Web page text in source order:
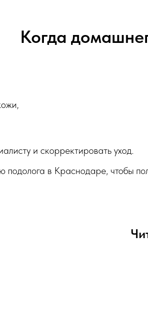
Когда
и скорректировать уход.
подолога в Краснодаре, чтобы